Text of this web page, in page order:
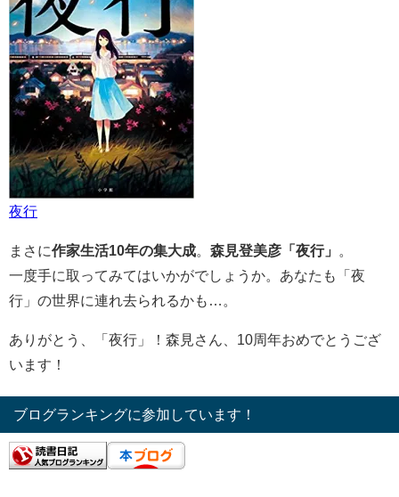
夜行
まさに作家生活10年の集大成 森見登美彦「夜行」
一度手に取ってみてはいかがでしょうか。あなたも「夜
行」の世界に連れ去られるかも…。
ありがとう、「夜行」！森見さん、10周年おめでとうござ
います！
ブログランキングに参加しています！